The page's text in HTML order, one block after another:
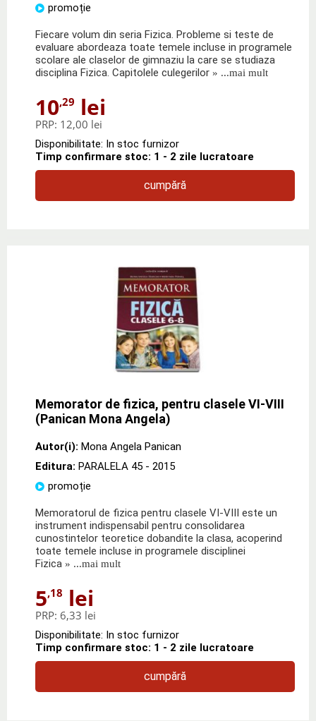
promoție
Fiecare volum din seria Fizica. Probleme si teste de
evaluare abordeaza toate temele incluse in programele
scolare ale claselor de gimnaziu la care se studiaza
disciplina Fizica. Capitolele culegerilor » ...mai mult
10,29 lei
PRP: 12,00 lei
Disponibilitate: In stoc furnizor
Timp confirmare stoc: 1 - 2 zile lucratoare
cumpără
Memorator de fizica, pentru clasele VI-VIII
(Panican Mona Angela)
Autor(i): Mona Angela Panican
Editura: PARALELA 45 - 2015
promoție
Memoratorul de fizica pentru clasele VI-VIII este un
instrument indispensabil pentru consolidarea
cunostintelor teoretice dobandite la clasa, acoperind
toate temele incluse in programele disciplinei
Fizica » ...mai mult
5,18 lei
PRP: 6,33 lei
Disponibilitate: In stoc furnizor
Timp confirmare stoc: 1 - 2 zile lucratoare
cumpără